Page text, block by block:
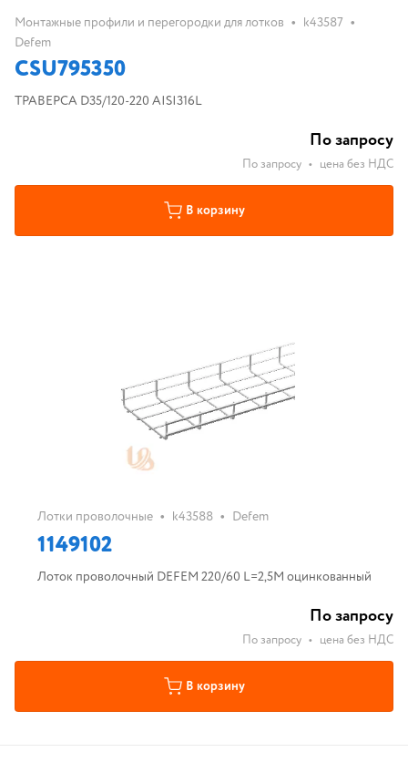
Монтажные профили и перегородки для лотков • k43587 •
Defem
CSU795350
ТРАВЕРСА D35/120-220 AISI316L
По запросу
По запросу • цена без НДС
В корзину
Лотки проволочные • k43588 • Defem
1149102
Лоток проволочный DEFEM 220/60 L=2,5M оцинкованный
По запросу
По запросу • цена без НДС
В корзину